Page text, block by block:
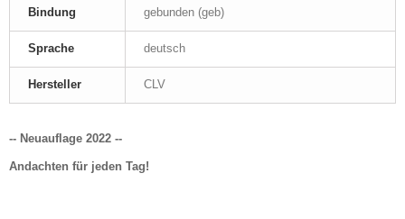
Bindung gebunden (geb)
Sprache deutsch
Hersteller CLV
-- Neuauflage 2022 --
Andachten für jeden Tag!